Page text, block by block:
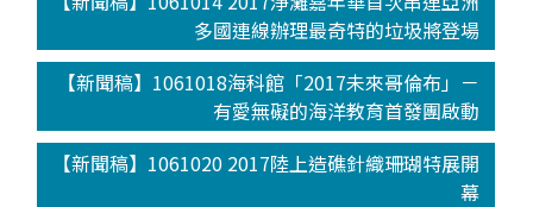
多國連線辦理最奇特的垃圾將登場
【新聞稿】1061018海科館「2017未來哥倫布」－
有愛無礙的海洋教育首發團啟動
【新聞稿】1061020 2017陸上造礁針織珊瑚特展開
幕